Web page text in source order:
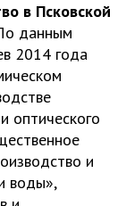
в Псковской
данным
2014 года
оптического
и
воды»,